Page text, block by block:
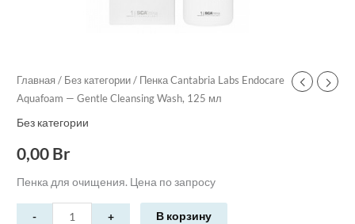
Главная / Без категории / Пенка Cantabria Labs Endocare
Aquafoam — Gentle Cleansing Wash, 125 мл
Без категории
0,00 Br
Пенка для очищения. Цена по запросу
В корзину